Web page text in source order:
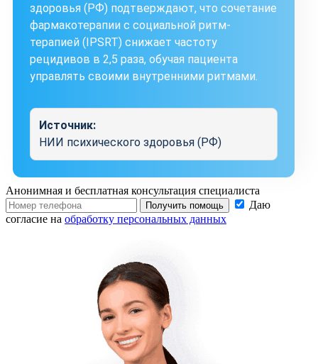
здоровья (РФ) подтверждают, что сочетание
фармакотерапии с социальной ритм-
терапией (IPSRT) снижает частоту
рецидивов в 2,5 раза, обучая пациента
управлять своими внутренними ритмами.
Источник:
НИИ психического здоровья (РФ)
Анонимная и бесплатная консультация специалиста
Получить помощь
Даю
согласие на обработку персональных данных